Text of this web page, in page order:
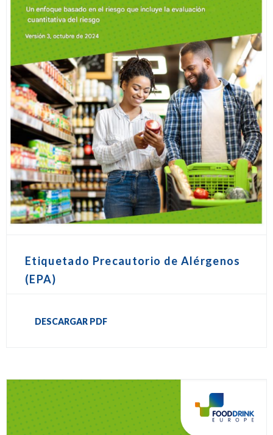
Etiquetado Precautorio de Alérgenos
(EPA)
DESCARGAR PDF